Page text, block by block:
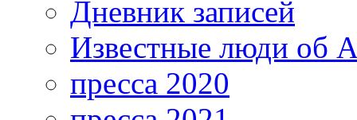
Дневник записей
Известные люди об
пресса 2020